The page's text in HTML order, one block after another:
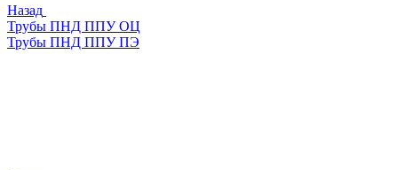
Назад
Трубы ПНД ППУ ОЦ
Трубы ПНД ППУ ПЭ